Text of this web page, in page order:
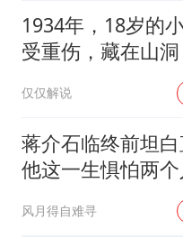
1934年，18岁的
受重伤，藏在山洞
仅仅解说
蒋介石临终前坦白
他这一生惧怕两个
风月得自难寻